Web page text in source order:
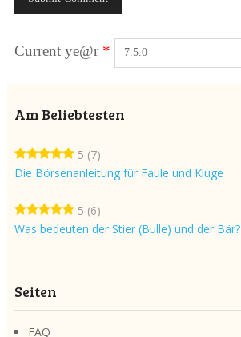
Current ye@r *
Am Beliebtesten
5 (7)
Die Börsenanleitung für Faule und Kluge
5 (6)
Was bedeuten der Stier (Bulle) und der Bär?
Seiten
FAQ